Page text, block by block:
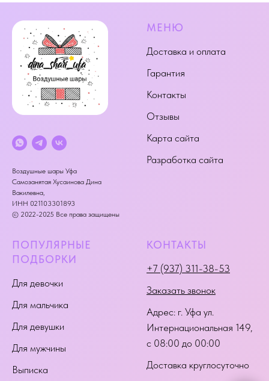
Воздушные шары Уфа
Самозанятая Хусаинова Дина
Вакилевна,
ИНН 021103301893
© 2022-2025 Все права защищены
МЕНЮ
Доставка и оплата
Гарантия
Контакты
Отзывы
Карта сайта
Разработка сайта
ПОПУЛЯРНЫЕ
ПОДБОРКИ
Для девочки
Для мальчика
Для девушки
Для мужчины
Выписка
КОНТАКТЫ
+7 (937) 311-38-53
Заказать звонок
Адрес: г. Уфа ул.
Интернациональная 149,
с 08:00 до 00:00
Доставка круглосуточно